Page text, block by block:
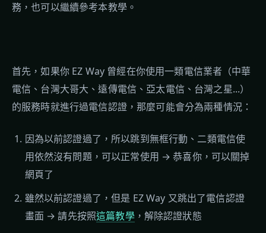
務，也可以繼續參考本教學。
首先，如果你 EZ Way 曾經在你使用一類電信業者（中華
電信、台灣大哥大、遠傳電信、亞太電信、台灣之星...）
的服務時就進行過電信認證，那麼可能會分為兩種情況：
因為以前認證過了，所以跳到無框行動、二類電信使
用依然沒有問題，可以正常使用 → 恭喜你，可以關掉
網頁了
雖然以前認證過了，但是 EZ Way 又跳出了電信認證
畫面 → 請先按照這篇教學，解除認證狀態